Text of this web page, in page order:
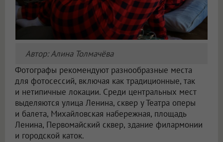
Автор: Алина Толмачёва
Фотографы рекомендуют разнообразные места
для фотосессий, включая как традиционные, так
и нетипичные локации. Среди центральных мест
выделяются улица Ленина, сквер у Театра оперы
и балета, Михайловская набережная, площадь
Ленина, Первомайский сквер, здание филармонии
и городской каток.